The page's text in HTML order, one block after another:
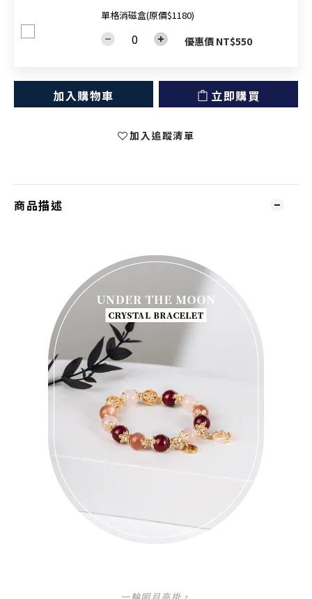
單格消磁盒(原價$1180)
優惠價 NT$550
加入購物車 立即購買
加入追蹤清單
商品描述